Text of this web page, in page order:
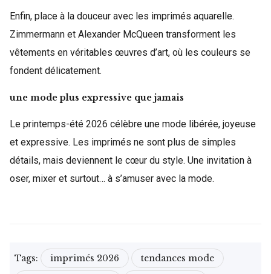
Enfin, place à la douceur avec les imprimés aquarelle.
Zimmermann et Alexander McQueen transforment les
vêtements en véritables œuvres d’art, où les couleurs se
fondent délicatement.
une mode plus expressive que jamais
Le printemps-été 2026 célèbre une mode libérée, joyeuse
et expressive. Les imprimés ne sont plus de simples
détails, mais deviennent le cœur du style. Une invitation à
oser, mixer et surtout… à s’amuser avec la mode.
Tags: imprimés 2026
tendances mode